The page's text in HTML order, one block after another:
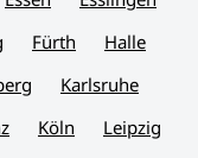
Fürth
Halle
Karlsruhe
Köln Leipzig